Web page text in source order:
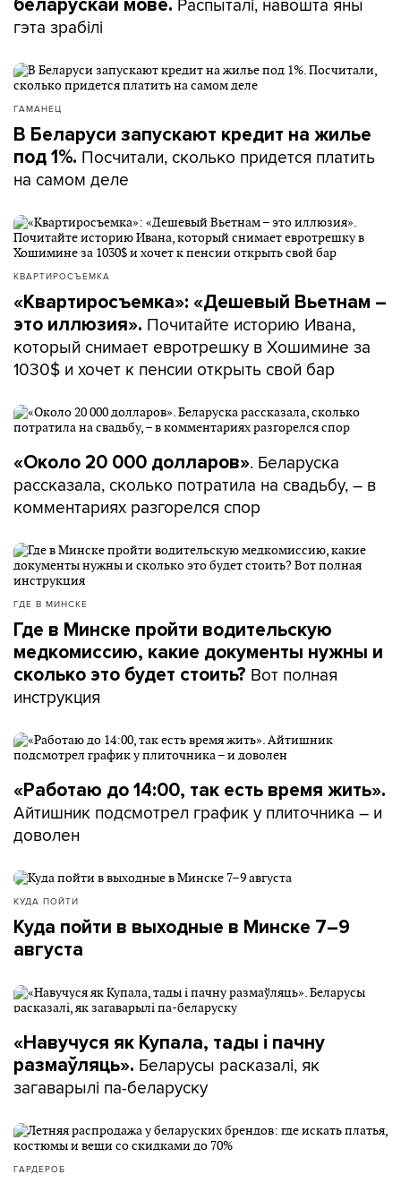
беларускай мове.
гэта зрабілі
ГАМАНЕЦ
В Беларуси запускают кредит на жилье
под 1%. Посчитали, сколько придется платить
на самом деле
КВАРТИРОСЪЕМКА
«Квартиросъемка»: «Дешевый Вьетнам –
это иллюзия». Почитайте историю Ивана,
который снимает евротрешку в Хошимине за
1030$ и хочет к пенсии открыть свой бар
«Около 20 000 долларов». Беларуска
рассказала, сколько потратила на свадьбу, – в
комментариях разгорелся спор
ГДЕ В МИНСКЕ
Где в Минске пройти водительскую
медкомиссию, какие документы нужны и
сколько это будет стоить? Вот полная
инструкция
«Работаю до 14:00, так есть время жить».
Айтишник подсмотрел график у плиточника – и
доволен
КУДА ПОЙТИ
Куда пойти в выходные в Минске 7–9
августа
«Навучуся як Купала, тады і пачну
размаўляць». Беларусы расказалі, як
загаварылі па-беларуску
ГАРДЕРОБ